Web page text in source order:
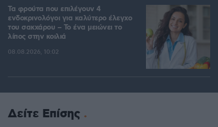
Τα φρούτα που επιλέγουν 4
ενδοκρινολόγοι για καλύτερο έλεγχο
του σακχάρου – Το ένα μειώνει το
λίπος στην κοιλιά
08.08.2026, 10:02
Δείτε Επίσης